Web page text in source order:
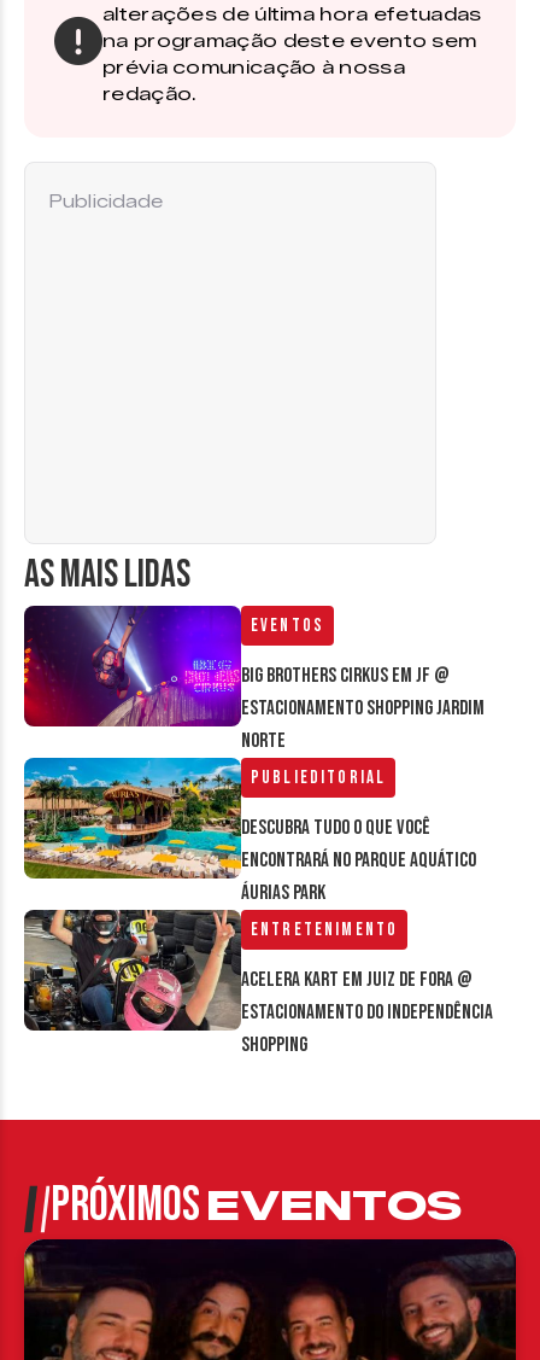
alterações de última hora efetuadas
na programação deste evento sem
prévia comunicação à nossa
redação.
AS MAIS LIDAS
Eventos
Big Brothers Cirkus em JF @
estacionamento Shopping Jardim
Norte
Publieditorial
Descubra tudo o que você
encontrará no parque aquático
Áurias Park
Entretenimento
Acelera Kart em Juiz de Fora @
estacionamento do Independência
Shopping
Publicidade
PRÓXIMOSEVENTOS